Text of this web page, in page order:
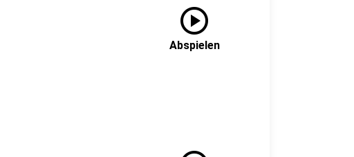
play_circle
Abspielen